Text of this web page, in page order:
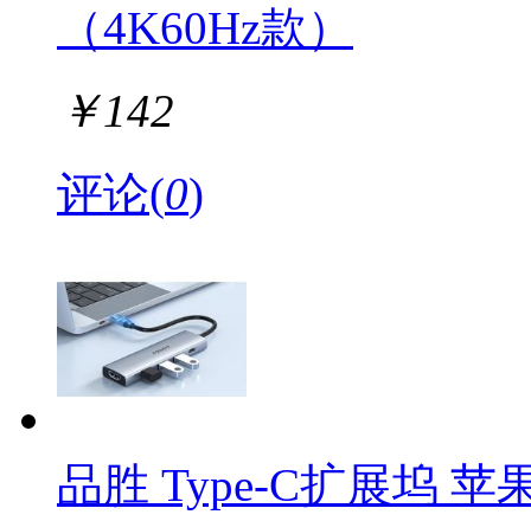
（4K60Hz款）
￥142
评论(0)
品胜 Type-C扩展坞 苹